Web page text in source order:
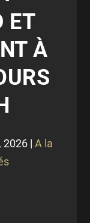
ET
À
2026 | A la